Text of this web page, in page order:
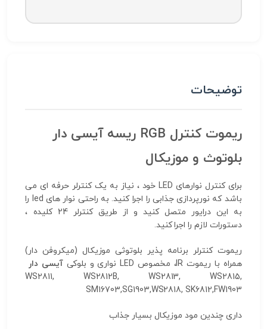
توضیحات
ریموت کنترل RGB ریسه آیسی دار
بلوتوث و موزیکال
برای کنترل نوارهای LED خود ، نیاز به یک کنترلر حرفه ای می
باشد که نورپردازی جذابی را اجرا کنید. به راحتی نوار های led را
به این درایور متصل کنید و از طریق کنترلر 24 کلیده ،
دستورات لازم را اجرا کنید.
ریموت کنترلر برنامه پذیر بلوتوثی موزیکال (میکروفن دار)
همراه با ریموت IR، مخصوص LED نواری و بلوکی
آیسی دار
WS2811, WS2812B, WS2813, WS2815,
SM16703,SG1903,WS2818, SK6812,FW1903
داری چندین مود موزیکال بسیار جذاب